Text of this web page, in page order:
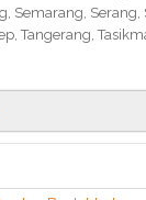
Semarang,
Tangerang,